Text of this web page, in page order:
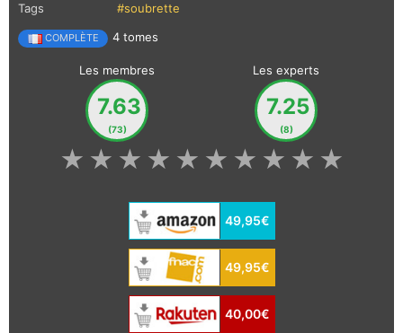
Tags
#soubrette
COMPLÈTE 4 tomes
Les membres
7.63
(73)
Les experts
7.25
(8)
★
★
★
★
★
★
★
★
★
★
49,95€
49,95€
40,00€